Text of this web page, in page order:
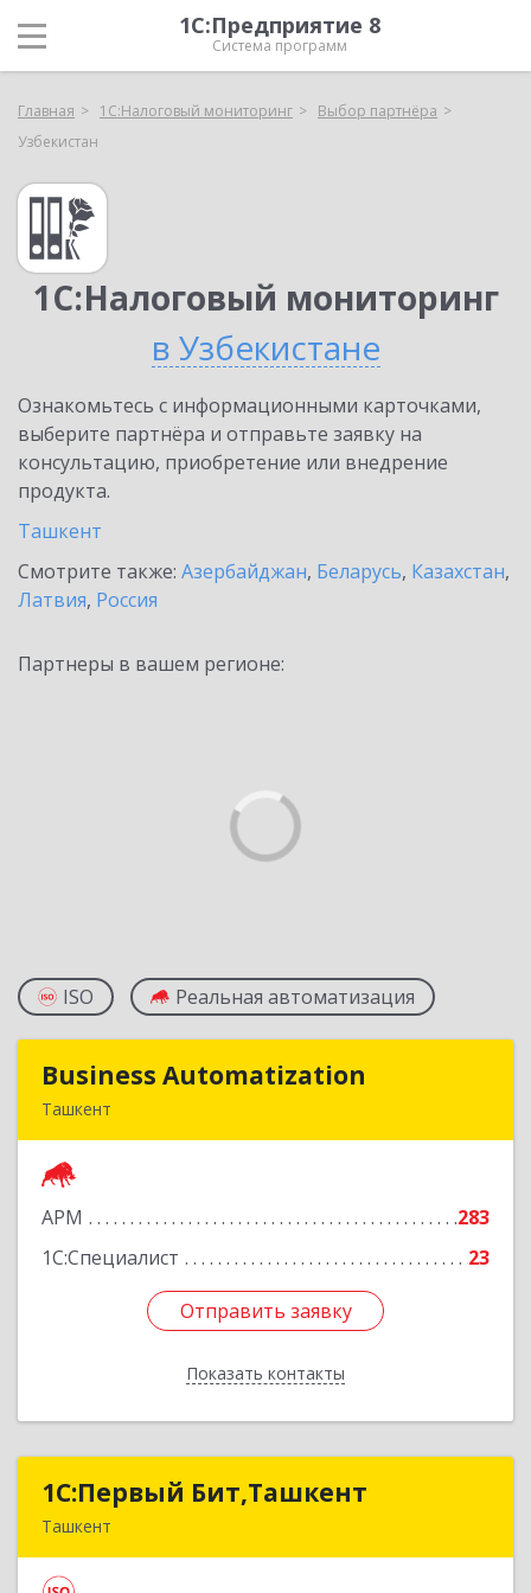
1С:Предприятие 8
Система программ
Главная 1С:Налоговый мониторинг
Выбор партнёра
Узбекистан
1С:Налоговый мониторинг
в Узбекистане
Ознакомьтесь с информационными карточками,
выберите партнёра и отправьте заявку на
консультацию, приобретение или внедрение
продукта.
Ташкент
Смотрите также: Азербайджан, Беларусь, Казахстан,
Латвия, Россия
Партнеры в вашем регионе:
ISO Реальная автоматизация
Business Automatization
Ташкент
АРМ
283
1С:Специалист
23
Отправить заявку
Показать контакты
Business Automatization
Подробнее
Отправить заявку
Назад
1C:Первый Бит,Ташкент
Ташкент
1C:Первый Бит,Ташкент